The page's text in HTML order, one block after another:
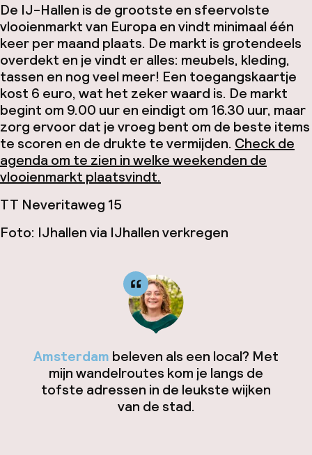
De IJ-Hallen is de grootste en sfeervolste
vlooienmarkt van Europa en vindt minimaal één
keer per maand plaats. De markt is grotendeels
overdekt en je vindt er alles: meubels, kleding,
tassen en nog veel meer! Een toegangskaartje
kost 6 euro, wat het zeker waard is. De markt
begint om 9.00 uur en eindigt om 16.30 uur, maar
zorg ervoor dat je vroeg bent om de beste items
te scoren en de drukte te vermijden. Check de
agenda om te zien in welke weekenden de
vlooienmarkt plaatsvindt.
TT Neveritaweg 15
Foto: IJhallen via IJhallen verkregen
Amsterdam beleven als een local? Met
mijn wandelroutes kom je langs de
tofste adressen in de leukste wijken
van de stad.